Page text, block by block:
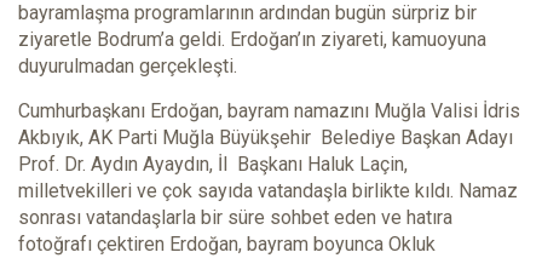
bayramlaşma programlarının ardından bugün sürpriz bir
ziyaretle Bodrum’a geldi. Erdoğan’ın ziyareti, kamuoyuna
duyurulmadan gerçekleşti.
Cumhurbaşkanı Erdoğan, bayram namazını Muğla Valisi İdris
Akbıyık, AK Parti Muğla Büyükşehir Belediye Başkan Adayı
Prof. Dr. Aydın Ayaydın, İl Başkanı Haluk Laçin,
milletvekilleri ve çok sayıda vatandaşla birlikte kıldı. Namaz
sonrası vatandaşlarla bir süre sohbet eden ve hatıra
fotoğrafı çektiren Erdoğan, bayram boyunca Okluk